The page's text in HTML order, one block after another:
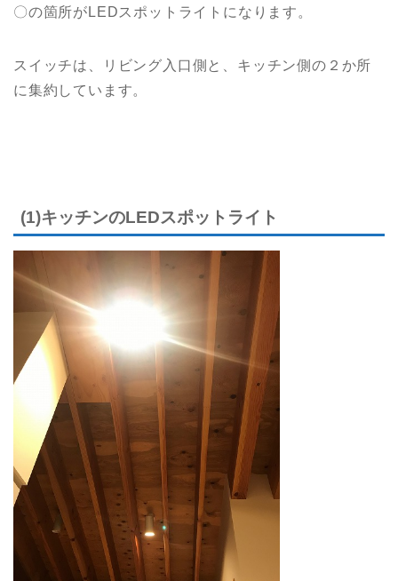
〇の箇所がLEDスポットライトになります。
スイッチは、リビング入口側と、キッチン側の２か所
に集約しています。
(1)キッチンのLEDスポットライト